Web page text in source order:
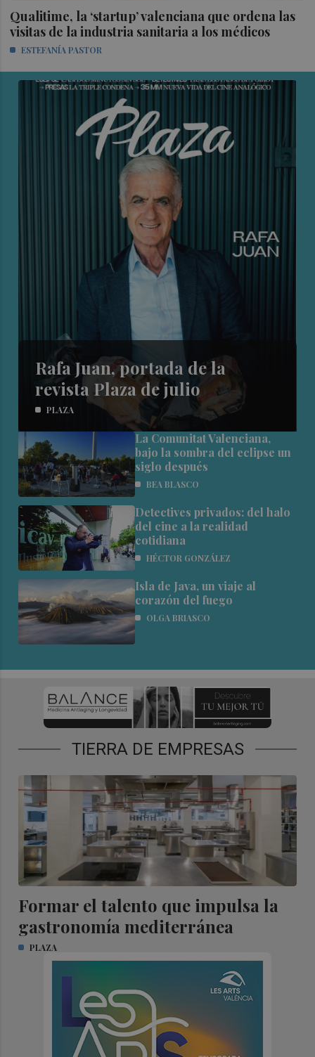
Qualitime, la ‘startup’ valenciana que ordena las
visitas de la industria sanitaria a los médicos
ESTEFANÍA PASTOR
Rafa Juan, portada de la
revista Plaza de julio
PLAZA
La Comunitat Valenciana,
bajo la sombra del eclipse un
siglo después
BEA BLASCO
Detectives privados: del halo
del cine a la realidad
cotidiana
HÉCTOR GONZÁLEZ
Isla de Java, un viaje al
corazón del fuego
OLGA BRIASCO
TIERRA DE EMPRESAS
Formar el talento que impulsa la
gastronomía mediterránea
PLAZA